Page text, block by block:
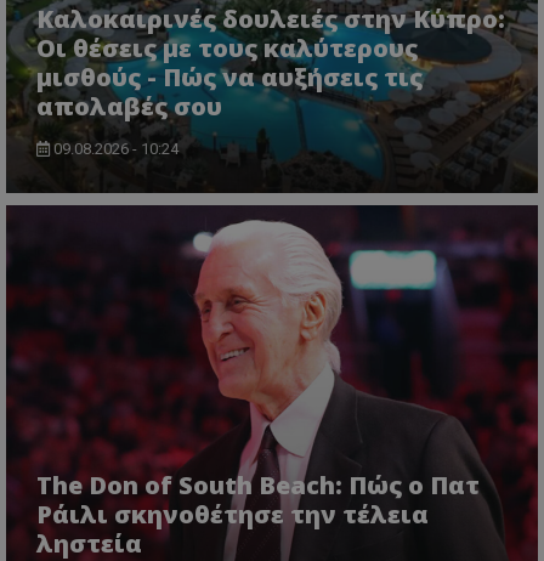
Καλοκαιρινές δουλειές στην Κύπρο:
Οι θέσεις με τους καλύτερους
μισθούς - Πώς να αυξήσεις τις
απολαβές σου
09.08.2026 - 10:24
The Don of South Beach: Πώς ο Πατ
Ράιλι σκηνοθέτησε την τέλεια
ληστεία